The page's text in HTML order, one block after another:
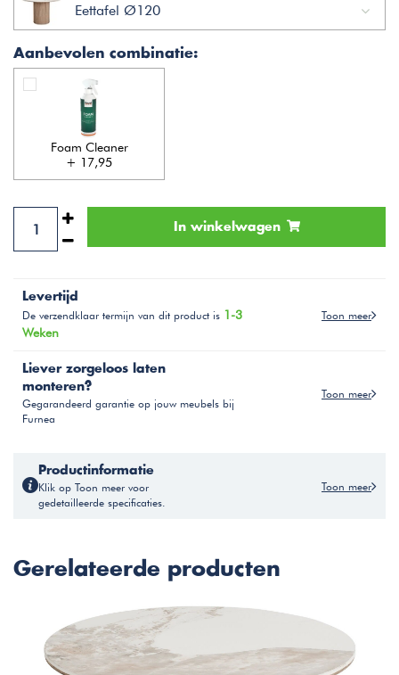
Eettafel Ø120
Aanbevolen combinatie:
Foam Cleaner
+ 17,95
In winkelwagen
Levertijd
De verzendklaar termijn van dit product is 1-3
Weken
Toon meer
Liever zorgeloos laten
monteren?
Gegarandeerd garantie op jouw meubels bij
Furnea
Toon meer
Productinformatie
Klik op Toon meer voor
gedetailleerde specificaties.
Toon meer
Gerelateerde producten